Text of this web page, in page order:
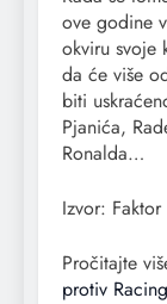
ove godine
okviru svoje
da će više
biti
Pjanića,
Ronalda…
Izvor: Faktor
Pročitajte
protiv